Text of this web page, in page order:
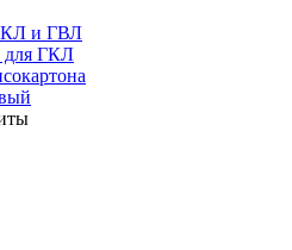
и ГВЛ
для ГКЛ